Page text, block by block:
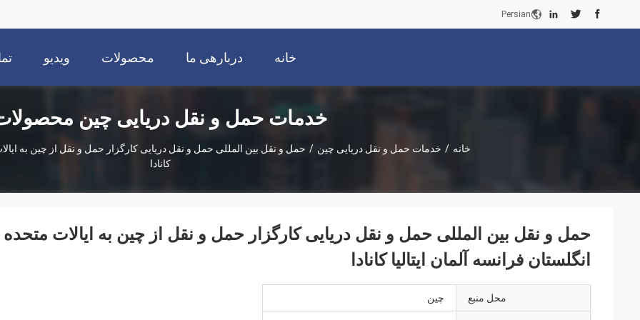
Persian
خانه دربارهی ما محصولات ویدیو
خدمات حمل و نقل دریایی چین
خانه / خدمات حمل و نقل دریایی چین / حمل و نقل بین المللی حمل و نقل دریایی کارگزار حمل و نقل از چین به ایالات
کانادا
حمل و نقل بین المللی حمل و نقل دریایی کارگزار حمل و نقل از چین به ایالات متحده
انگلستان فرانسه آلمان ایتالیا کانادا
محل منبع چین